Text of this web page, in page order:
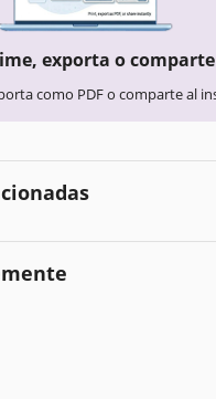
exporta o comparte
como PDF o comparte al